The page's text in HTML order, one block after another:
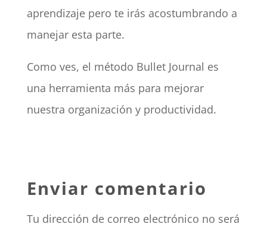
aprendizaje pero te irás acostumbrando a
manejar esta parte.
Como ves, el método Bullet Journal es
una herramienta más para mejorar
nuestra organización y productividad.
Enviar comentario
Tu dirección de correo electrónico no será